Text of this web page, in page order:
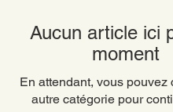
Aucun article ici
moment
En attendant, vous pouvez
autre catégorie pour